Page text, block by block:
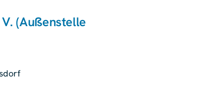
(Außenstelle